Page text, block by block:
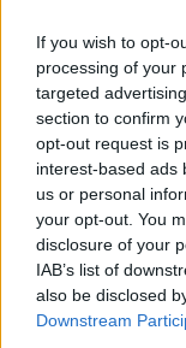
If you wish to opt-
processing of your
targeted
section to confirm
opt-out request is
interest-based ads
us or personal
your opt-out. You
disclosure of your
IAB’s list of
also be disclosed
Downstream
Helgen før
Oxberg-Mora
Tjejvasan – på
Sprint Menn på
kilometer.
– Tjejvasan er
har vært et
er en del av Ski
terminlisten,
profflagene